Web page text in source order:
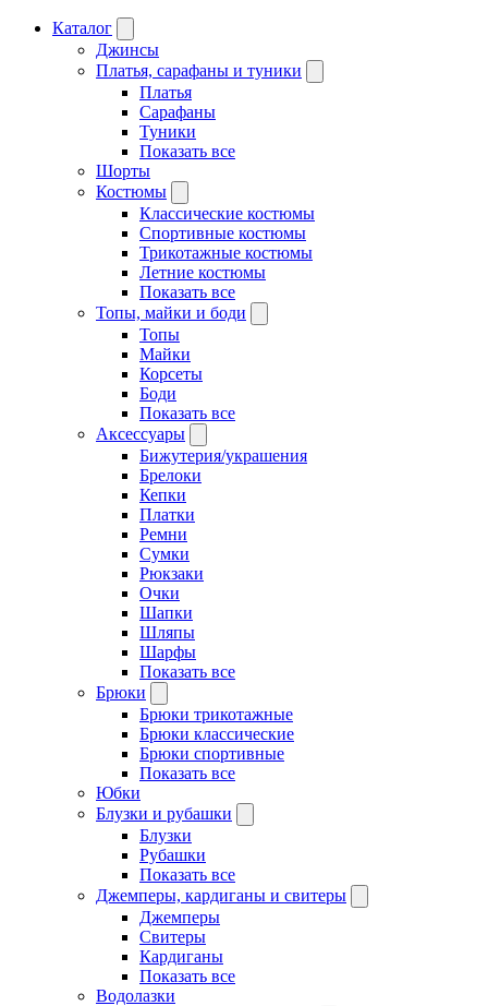
Каталог
Джинсы
Платья, сарафаны и туники
Платья
Сарафаны
Туники
Показать все
Шорты
Костюмы
Классические костюмы
Спортивные костюмы
Трикотажные костюмы
Летние костюмы
Показать все
Топы, майки и боди
Топы
Майки
Корсеты
Боди
Показать все
Аксессуары
Бижутерия/украшения
Брелоки
Кепки
Платки
Ремни
Сумки
Рюкзаки
Очки
Шапки
Шляпы
Шарфы
Показать все
Брюки
Брюки трикотажные
Брюки классические
Брюки спортивные
Показать все
Юбки
Блузки и рубашки
Блузки
Рубашки
Показать все
Джемперы, кардиганы и свитеры
Джемперы
Свитеры
Кардиганы
Показать все
Водолазки